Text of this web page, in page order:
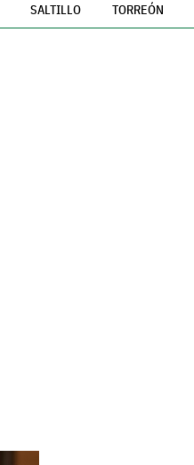
SALTILLO TORREÓN